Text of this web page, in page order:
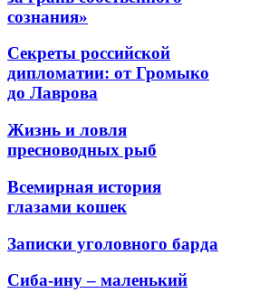
сознания»
Секреты российской
дипломатии: от Громыко
до Лаврова
Жизнь и ловля
пресноводных рыб
Всемирная история
глазами кошек
Записки уголовного барда
Сиба-ину – маленький